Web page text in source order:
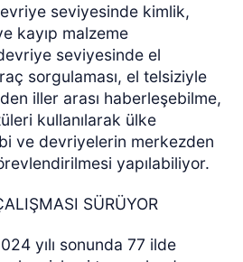
seviyesinde kimlik,
kayıp malzeme
seviyesinde el
sorgulaması, el telsiziyle
iller arası haberleşebilme,
kullanılarak ülke
ve devriyelerin merkezden
yapılabiliyor.
SÜRÜYOR
yılı sonunda 77 ilde